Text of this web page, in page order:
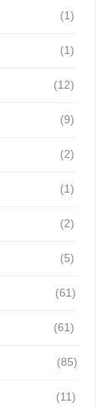
(1)
(1)
(12)
(9)
(2)
(1)
(2)
(5)
(61)
(61)
(85)
(11)